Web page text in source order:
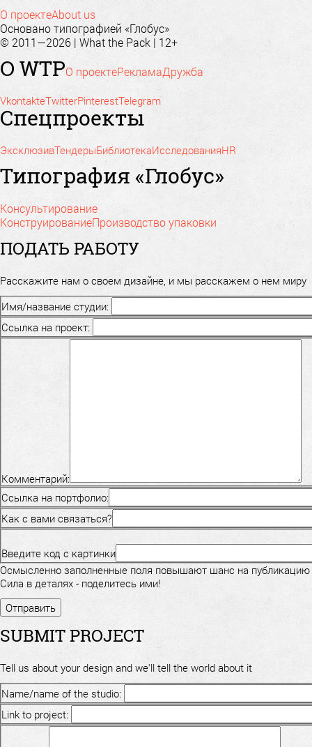
О проектеAbout us
Основано типографией «Глобус»
© 2011—2026 | What the Pack | 12+
О WTPО проектеРекламаДружба
VkontakteTwitterPinterestTelegram
Спецпроекты
ЭксклюзивТендерыБиблиотекаИсследованияHR
Типография «Глобус»
Консультирование
КонструированиеПроизводство упаковки
ПОДАТЬ РАБОТУ
Расскажите нам о своем дизайне, и мы расскажем о нем миру
Имя/название студии:
Ссылка на проект:
Комментарий:
Ссылка на портфолио:
Как с вами связаться?
Введите код с картинки
Осмысленно заполненные поля повышают шанс на публикацию
Сила в деталях - поделитесь ими!
SUBMIT PROJECT
Tell us about your design and we'll tell the world about it
Name/name of the studio:
Link to project: